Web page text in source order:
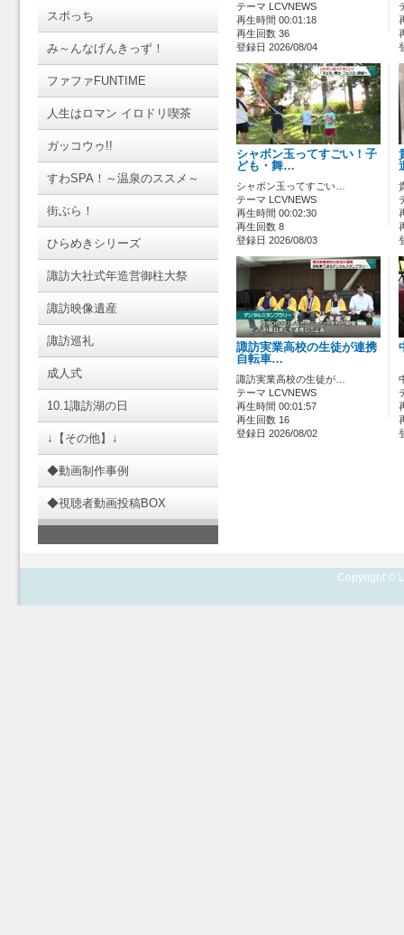
スポっち
み～んなげんきっず！
ファファFUNTIME
人生はロマン イロドリ喫茶
ガッコウゥ!!
すわSPA！～温泉のススメ～
街ぶら！
ひらめきシリーズ
諏訪大社式年造営御柱大祭
諏訪映像遺産
諏訪巡礼
成人式
10.1諏訪湖の日
↓【その他】↓
◆動画制作事例
◆視聴者動画投稿BOX
テーマ LCVNEWS
再生時間 00:01:18
再生回数 36
登録日 2026/08/04
シャボン玉ってすごい！子
ども・舞…
シャボン玉ってすごい…
テーマ LCVNEWS
再生時間 00:02:30
再生回数 8
登録日 2026/08/03
諏訪実業高校の生徒が連携
自転車…
諏訪実業高校の生徒が…
テーマ LCVNEWS
再生時間 00:01:57
再生回数 16
登録日 2026/08/02
Copyright ©